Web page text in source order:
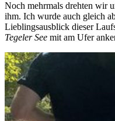
Noch mehrmals drehten wir
ihm. Ich wurde auch gleich
Lieblingsausblick dieser
Tegeler See mit am Ufer